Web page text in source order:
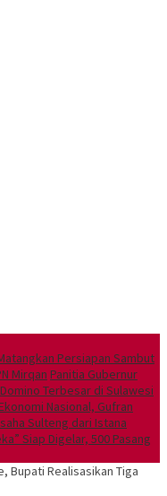
Persiapan Sambut
Mirqan Panitia Gubernur
Terbesar di Sulawesi
Nasional, Gufran
Sulteng dari Istana
Siap Digelar, 500 Pasang
Bupati Realisasikan Tiga